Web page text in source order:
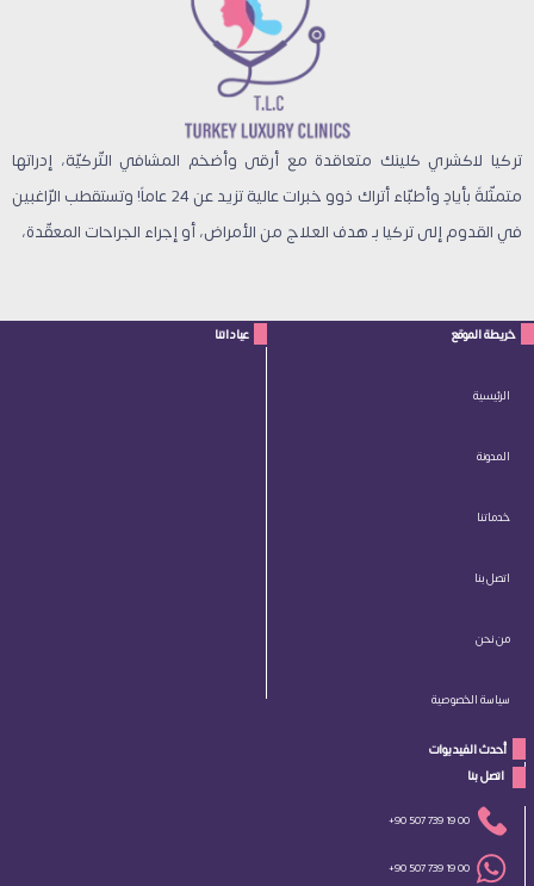
تركيا لاكشري كلينك متعاقدة مع أرقى وأضخم المشافي التّركيّة، إدراتها
متمثّلةً بأيادٍ وأطبّاء أتراك ذوو خبرات عالية تزيد عن 24 عاماً! وتستقطب الرّاغبين
في القدوم إلى تركيا بـ هدف العلاج من الأمراض، أو إجراء الجراحات المعقّدة،
خريطة الموقع
الرئيسية
المدونة
خدماتنا
اتصل بنا
من نحن
سياسة الخصوصية
عياداتنا
أحدث الفيديوات
اتصل بنا
+90 507 739 19 00
+90 507 739 19 00